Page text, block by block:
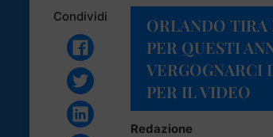
Condividi
ORLANDO
PER QUESTI
VERGOGNARCI
PER IL VIDEO
Redazione